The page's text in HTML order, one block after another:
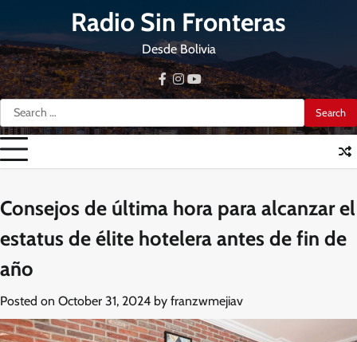
content
Radio Sin Fronteras
Desde Bolivia
Search
for:
facebook
instagram
youtube
Consejos de última hora para alcanzar el
estatus de élite hotelera antes de fin de
año
Posted on October 31, 2024 by franzwmejiav